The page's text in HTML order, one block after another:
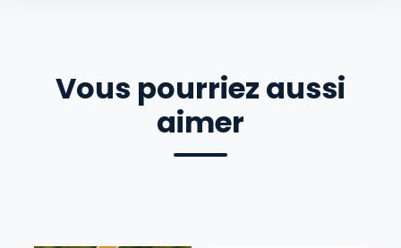
Vous pourriez aussi
aimer